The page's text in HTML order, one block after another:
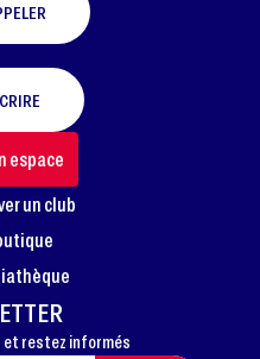
et restez informés
espace
un club